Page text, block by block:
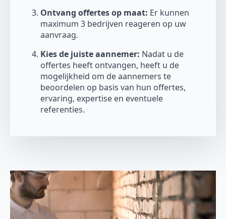
Ontvang offertes op maat: Er kunnen
maximum 3 bedrijven reageren op uw
aanvraag.
Kies de juiste aannemer: Nadat u de
offertes heeft ontvangen, heeft u de
mogelijkheid om de aannemers te
beoordelen op basis van hun offertes,
ervaring, expertise en eventuele
referenties.